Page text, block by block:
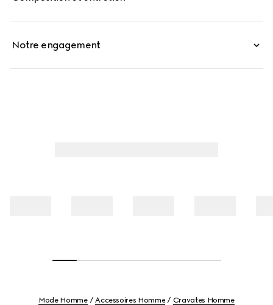
Notre engagement
Mode Homme Accessoires Homme Cravates Homme